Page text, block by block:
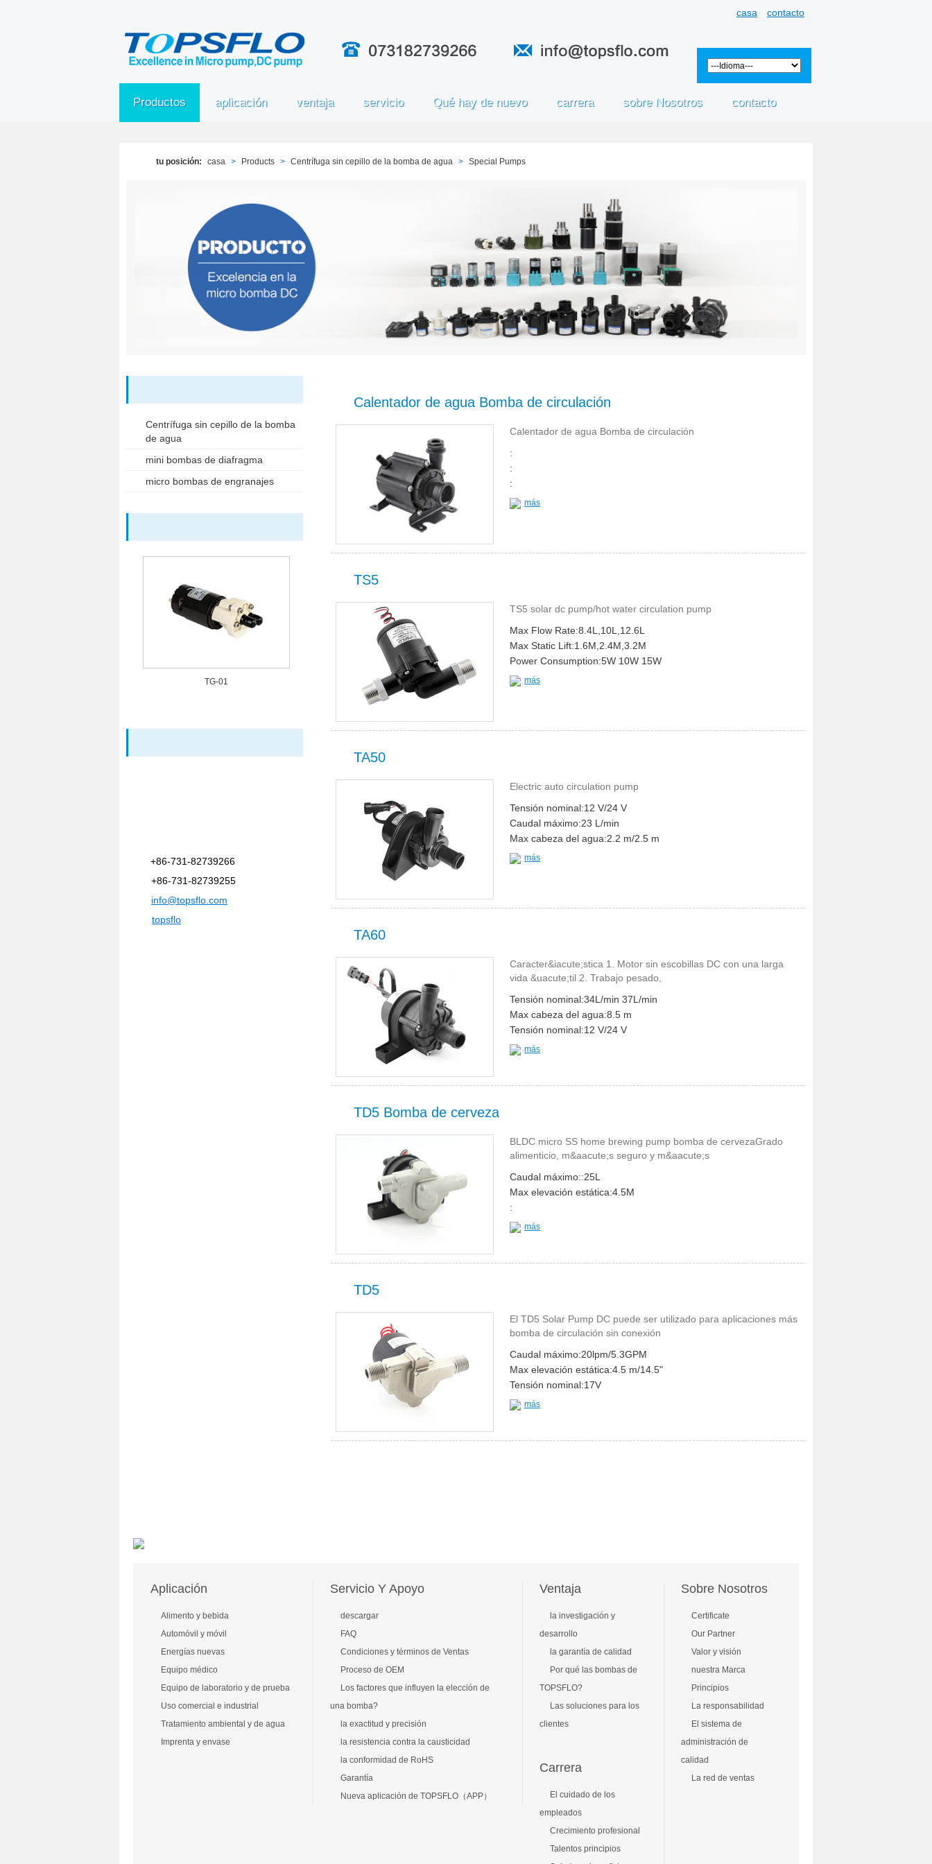
casa contacto
Productos aplicación ventaja servicio Qué hay de nuevo carrera sobre Nosotros contacto
tu posición: casa > Products > Centrífuga sin cepillo de la bomba de agua > Special Pumps
Centrífuga sin cepillo de la bomba
de agua
mini bombas de diafragma
micro bombas de engranajes
TG-01
+86-731-82739266
+86-731-82739255
info@topsflo.com
topsflo
Calentador de agua Bomba de circulación
Calentador de agua Bomba de circulación
:
:
:
más
TS5
TS5 solar dc pump/hot water circulation pump
Max Flow Rate:8.4L,10L,12.6L
Max Static Lift:1.6M,2.4M,3.2M
Power Consumption:5W 10W 15W
más
TA50
Electric auto circulation pump
Tensión nominal:12 V/24 V
Caudal máximo:23 L/min
Max cabeza del agua:2.2 m/2.5 m
más
TA60
Caracter&iacute;stica 1. Motor sin escobillas DC con una larga
vida &uacute;til 2. Trabajo pesado,
Tensión nominal:34L/min 37L/min
Max cabeza del agua:8.5 m
Tensión nominal:12 V/24 V
más
TD5 Bomba de cerveza
BLDC micro SS home brewing pump bomba de cervezaGrado
alimenticio, m&aacute;s seguro y m&aacute;s
Caudal máximo::25L
Max elevación estática:4.5M
:
más
TD5
El TD5 Solar Pump DC puede ser utilizado para aplicaciones más
bomba de circulación sin conexión
Caudal máximo:20lpm/5.3GPM
Max elevación estática:4.5 m/14.5"
Tensión nominal:17V
más
Aplicación
Alimento y bebida
Automóvil y móvil
Energías nuevas
Equipo médico
Equipo de laboratorio y de prueba
Uso comercial e industrial
Tratamiento ambiental y de agua
Imprenta y envase
Servicio Y Apoyo
descargar
FAQ
Condiciones y términos de Ventas
Proceso de OEM
Los factores que influyen la elección de
una bomba?
la exactitud y precisión
la resistencia contra la causticidad
la conformidad de RoHS
Garantía
Nueva aplicación de TOPSFLO（APP）
Ventaja
la investigación y
desarrollo
la garantía de calidad
Por qué las bombas de
TOPSFLO?
Las soluciones para los
clientes
Carrera
El cuidado de los
empleados
Crecimiento profesional
Talentos principios
Sobre Nosotros
Certificate
Our Partner
Valor y visión
nuestra Marca
Principios
La responsabilidad
El sistema de
administración de
calidad
La red de ventas